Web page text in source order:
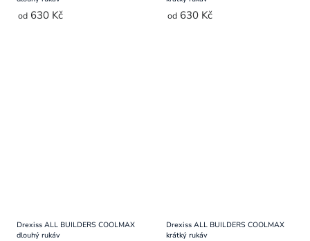
od 630 Kč od 630 Kč
Drexiss ALL BUILDERS COOLMAX
dlouhý rukáv
Drexiss ALL BUILDERS COOLMAX
krátký rukáv